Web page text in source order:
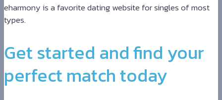
eharmony is a favorite dating website for singles of most
types.
Get started and find your
perfect match today